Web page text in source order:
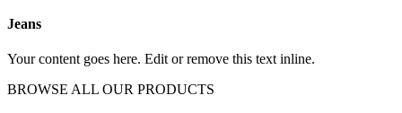
Jeans
Your content goes here. Edit or remove this text inline.
BROWSE ALL OUR PRODUCTS